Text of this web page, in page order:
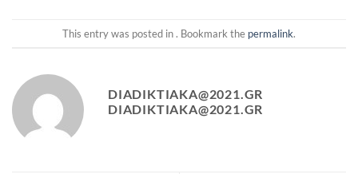
This entry was posted in . Bookmark the permalink.
DIADIKTIAKA@2021.GR
DIADIKTIAKA@2021.GR